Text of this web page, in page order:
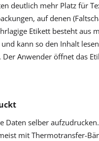
deutlich mehr Platz für
auf denen
Etikett besteht aus
kann so den Inhalt
Anwender öffnet das
selber
mit Thermotransfer-